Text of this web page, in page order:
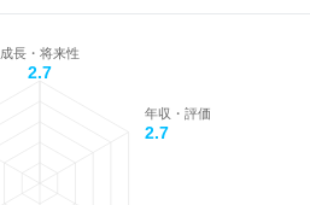
成長・将来性
2.7
年収・評価
2.7